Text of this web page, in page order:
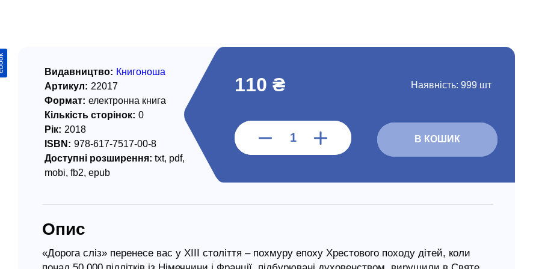
мовами
видання
/ Харчування
110 ₴ Наявність: 999 шт
В КОШИК
Видавництво: Книгоноша
Артикул: 22017
Формат: електронна книга
Кількість сторінок: 0
Рік: 2018
ISBN: 978-617-7517-00-8
Доступні розширення: txt, pdf,
mobi, fb2, epub
Опис
«Дорога сліз» перенесе вас у XIII століття – похмуру епоху Хрестового походу дітей, коли